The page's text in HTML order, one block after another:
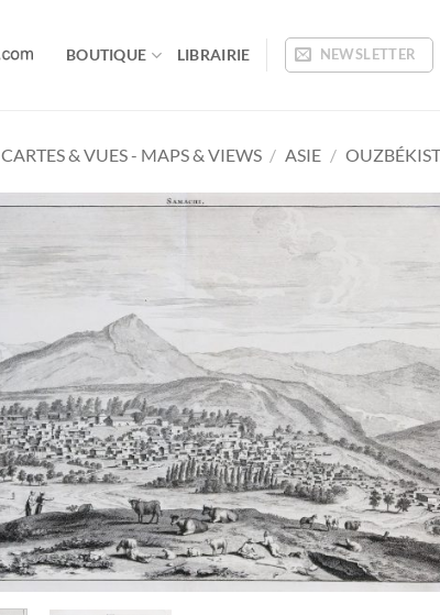
BOUTIQUE LIBRAIRIE NEWSLETTER
CARTES & VUES - MAPS & VIEWS / ASIE /
Ajouter